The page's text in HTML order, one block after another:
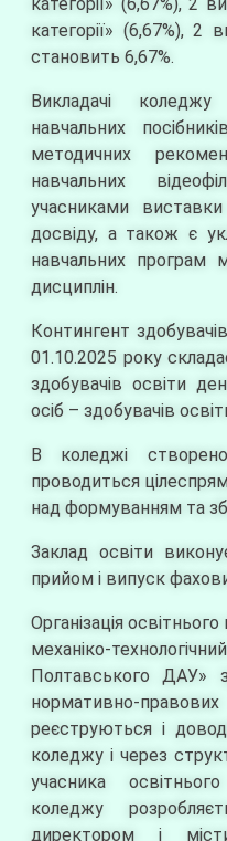
категорії» (6,67%), 2
становить 6,67%.
Викладачі
навчальних
методичних
навчальних
учасниками виставки
досвіду, а також є
навчальних програм
дисциплін.
Контингент
01.10.2025 року
здобувачів освіти
осіб – здобувачів
В коледжі створено
проводиться
над формуванням та
Заклад освіти
прийом і випуск
Організація
механіко-
Полтавського ДАУ»
нормативно-
реєструються і
коледжу і через
учасника
коледжу
директором і